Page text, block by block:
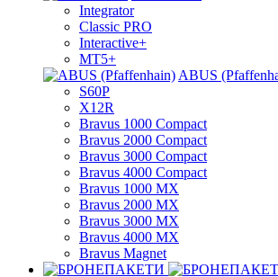
Integrator
Classic PRO
Interactive+
MT5+
ABUS
S60P
X12R
Bravus 1000 Compact
Bravus 2000 Compact
Bravus 3000 Compact
Bravus 4000 Compact
Bravus 1000 MX
Bravus 2000 MX
Bravus 3000 MX
Bravus 4000 MX
Bravus Magnet